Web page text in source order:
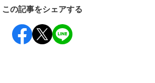
この記事をシェアする